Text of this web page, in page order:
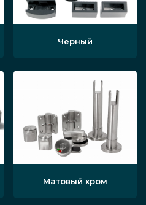
Черный
Матовый хром